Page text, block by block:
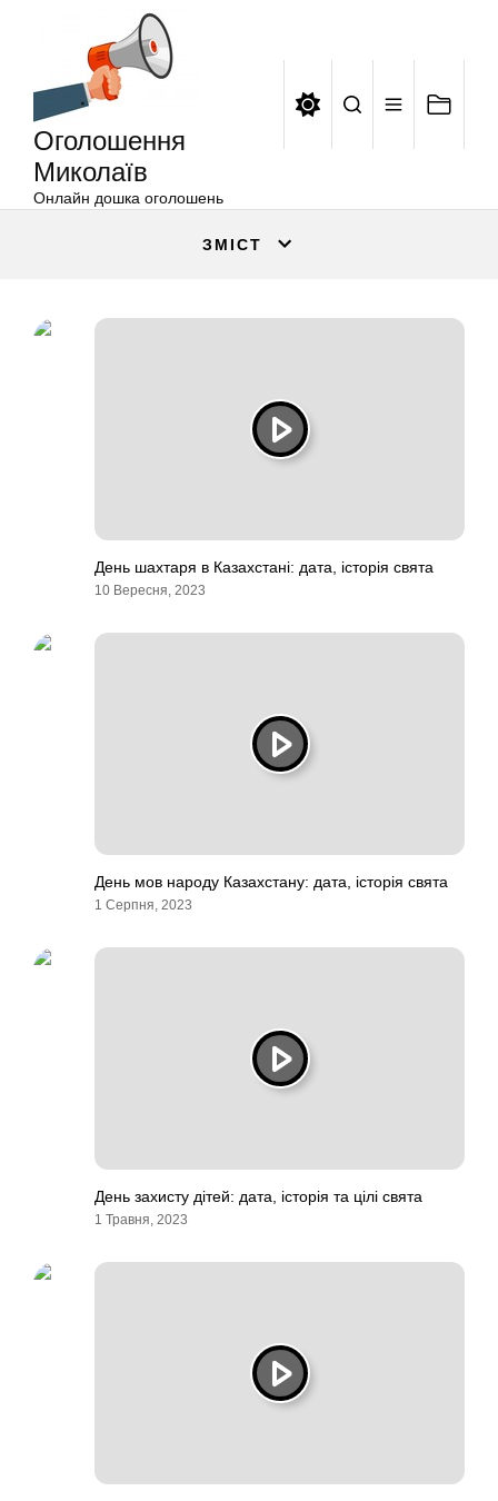
Оголошення
Миколаїв
Онлайн дошка оголошень
ЗМІСТ
День шахтаря в Казахстані: дата, історія свята
10 Вересня, 2023
День мов народу Казахстану: дата, історія свята
1 Серпня, 2023
День захисту дітей: дата, історія та цілі свята
1 Травня, 2023